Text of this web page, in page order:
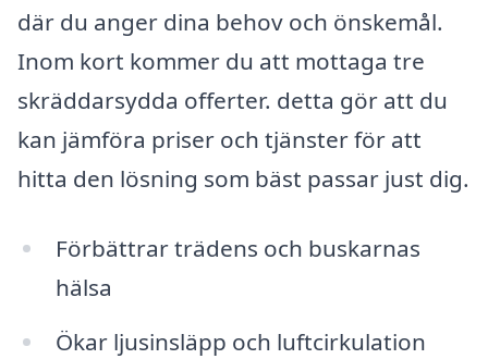
där du anger dina behov och önskemål.
Inom kort kommer du att mottaga tre
skräddarsydda offerter. detta gör att du
kan jämföra priser och tjänster för att
hitta den lösning som bäst passar just dig.
Förbättrar trädens och buskarnas
hälsa
Ökar ljusinsläpp och luftcirkulation